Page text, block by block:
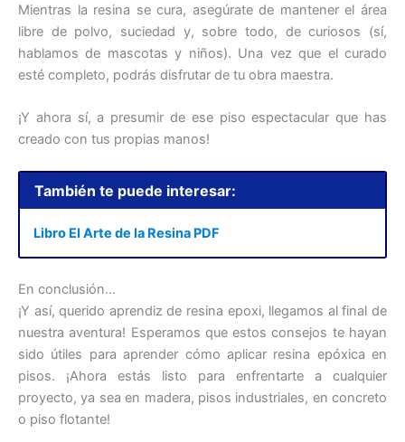
Mientras la resina se cura, asegúrate de mantener el área
libre de polvo, suciedad y, sobre todo, de curiosos (sí,
hablamos de mascotas y niños). Una vez que el curado
esté completo, podrás disfrutar de tu obra maestra.
¡Y ahora sí, a presumir de ese piso espectacular que has
creado con tus propias manos!
También te puede interesar:
Libro El Arte de la Resina PDF
En conclusión…
¡Y así, querido aprendiz de resina epoxi, llegamos al final de
nuestra aventura! Esperamos que estos consejos te hayan
sido útiles para aprender cómo aplicar resina epóxica en
pisos. ¡Ahora estás listo para enfrentarte a cualquier
proyecto, ya sea en madera, pisos industriales, en concreto
o piso flotante!